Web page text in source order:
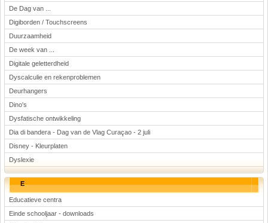
De Dag van ...
Digiborden / Touchscreens
Duurzaamheid
De week van ...
Digitale geletterdheid
Dyscalculie en rekenproblemen
Deurhangers
Dino's
Dysfatische ontwikkeling
Dia di bandera - Dag van de Vlag Curaçao - 2 juli
Disney - Kleurplaten
Dyslexie
E
Educatieve centra
Einde schooljaar - downloads